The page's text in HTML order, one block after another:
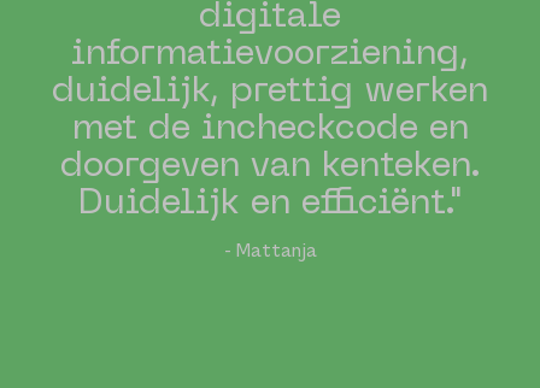
digitale
informatievoorziening,
duidelijk, prettig werken
met de incheckcode en
doorgeven van kenteken.
Duidelijk en efficiënt."
- Mattanja